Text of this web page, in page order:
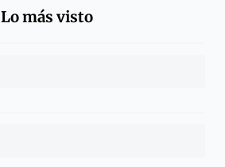
Lo más visto